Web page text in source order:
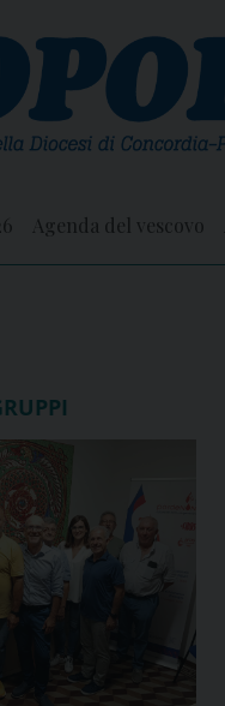
Agenda del vescovo